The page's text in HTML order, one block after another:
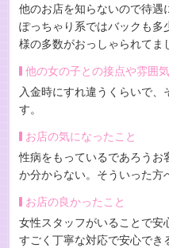
他のお店を知らないので待遇
ぽっちゃり系ではバックも多
様の多数がおっしゃられてま
他の女の子との接点や雰囲気
入金時にすれ違うくらいで、
す。
お店の気になったこと
性病をもっているであろう
か分からない。そういった方
お店の良かったこと
女性スタッフがいることで安
すごく丁寧な対応で安心でき